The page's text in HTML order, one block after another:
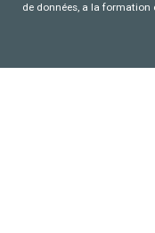
de données, a la